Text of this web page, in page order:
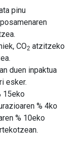
pinu
CO2 atzitzeko
duen inpaktua
esker.
15eko
% 4ko
% 10eko